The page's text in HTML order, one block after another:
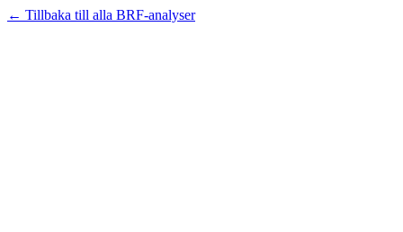
← Tillbaka till alla BRF-analyser